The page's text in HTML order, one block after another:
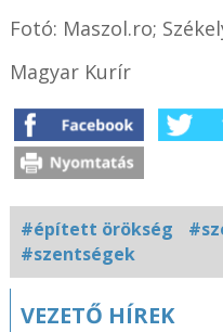
Fotó: Maszol.ro;
Magyar Kurír
#épített örökség
#szentségek
Kapcsolódó
VEZETŐ HÍREK